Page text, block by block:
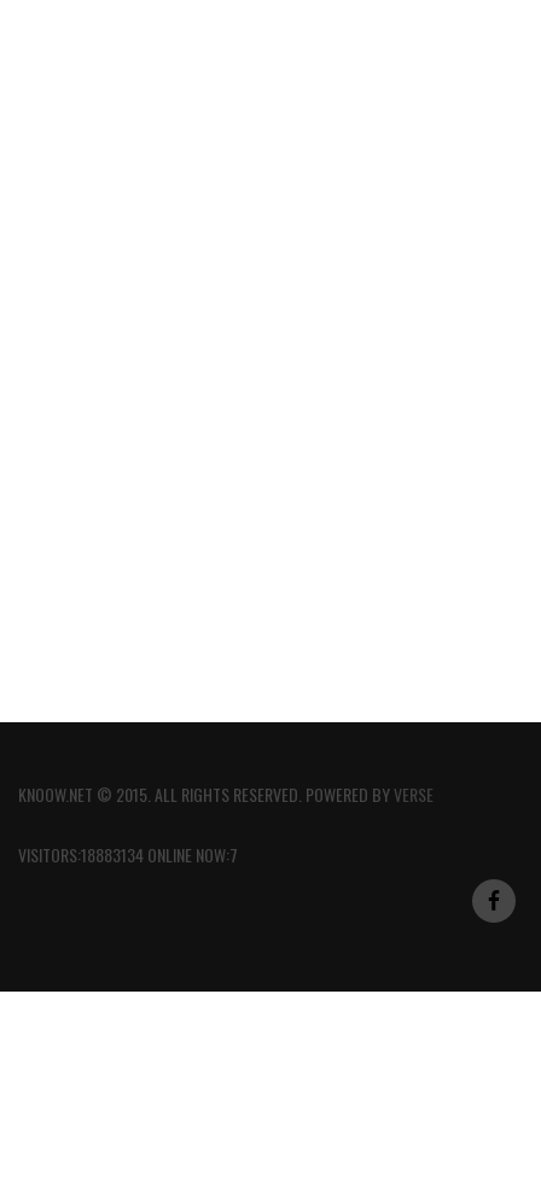
KNOOW.NET © 2015. ALL RIGHTS RESERVED. POWERED BYVERSE
VISITORS:18883134 ONLINE NOW:7